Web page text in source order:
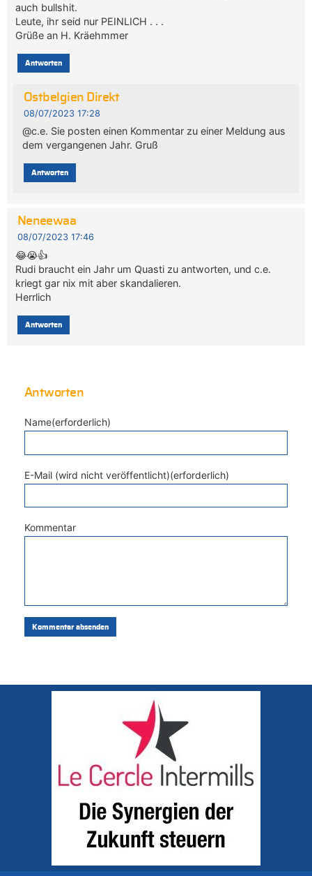
auch bullshit.
Leute, ihr seid nur PEINLICH . . .
Grüße an H. Kräehmmer
Antworten
Ostbelgien Direkt
08/07/2023 17:28
@c.e. Sie posten einen Kommentar zu einer Meldung aus
dem vergangenen Jahr. Gruß
Antworten
Neneewaa
08/07/2023 17:46
😂😭👍
Rudi braucht ein Jahr um Quasti zu antworten, und c.e.
kriegt gar nix mit aber skandalieren.
Herrlich
Antworten
Antworten
Name(erforderlich)
E-Mail (wird nicht veröffentlicht)(erforderlich)
Kommentar